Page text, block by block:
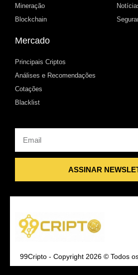
Mineração
Blockchain
Mercado
Principais Criptos
Análises e Recomendações
Cotações
Blacklist
ASSINAR
99Cripto - Copyright 2026 © Todos